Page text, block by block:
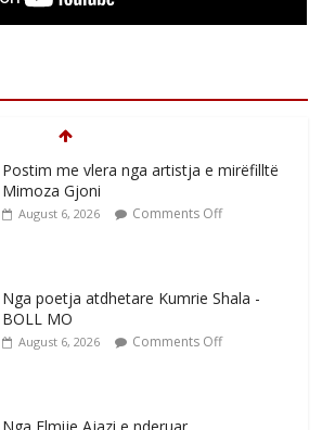
Postim me vlera nga artistja e mirëfilltë
Mimoza Gjoni
August 6, 2026 Comments Off
Nga poetja atdhetare Kumrie Shala -
BOLL MO
August 6, 2026 Comments Off